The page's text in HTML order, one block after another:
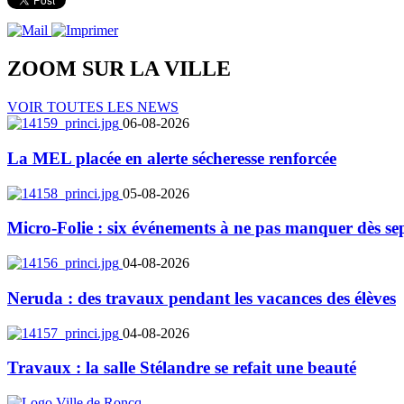
ZOOM SUR LAVILLE
VOIR TOUTES LES NEWS
06-08-2026
La MEL placée en alerte sécheresse renforcée
05-08-2026
Micro-Folie : six événements à ne pas manquer dès
04-08-2026
Neruda : des travaux pendant les vacances des élèves
04-08-2026
Travaux : la salle Stélandre se refait une beauté